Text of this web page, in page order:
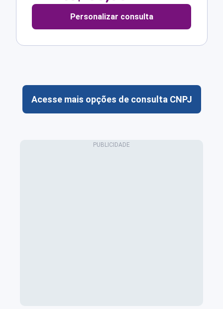
Personalizar consulta
Acesse mais opções de consulta CNPJ